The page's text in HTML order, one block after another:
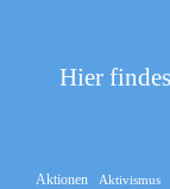
Hier
Aktionen Aktivismus